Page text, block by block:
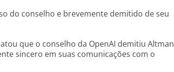
do conselho e brevemente demitido de seu
que o conselho da OpenAI demitiu Altman
sincero em suas comunicações com o